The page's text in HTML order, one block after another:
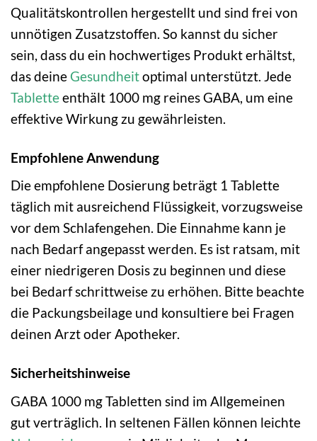
Qualitätskontrollen hergestellt und sind frei von
unnötigen Zusatzstoffen. So kannst du sicher
sein, dass du ein hochwertiges Produkt erhältst,
das deine Gesundheitoptimal unterstützt. Jede
Tabletteenthält 1000 mg reines GABA, um eine
effektive Wirkung zu gewährleisten.
Empfohlene Anwendung
Die empfohlene Dosierung beträgt 1 Tablette
täglich mit ausreichend Flüssigkeit, vorzugsweise
vor dem Schlafengehen. Die Einnahme kann je
nach Bedarf angepasst werden. Es ist ratsam, mit
einer niedrigeren Dosis zu beginnen und diese
bei Bedarf schrittweise zu erhöhen. Bitte beachte
die Packungsbeilage und konsultiere bei Fragen
deinen Arzt oder Apotheker.
Sicherheitshinweise
GABA 1000 mg Tabletten sind im Allgemeinen
gut verträglich. In seltenen Fällen können leichte